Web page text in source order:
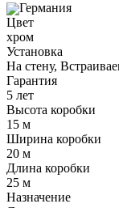
Германия
Цвет
хром
Установка
На стену,
Гарантия
5 лет
Высота коробки
15 м
Ширина коробки
20 м
Длина коробки
25 м
Назначение